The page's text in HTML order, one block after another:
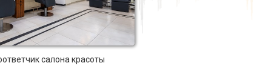
салона красоты